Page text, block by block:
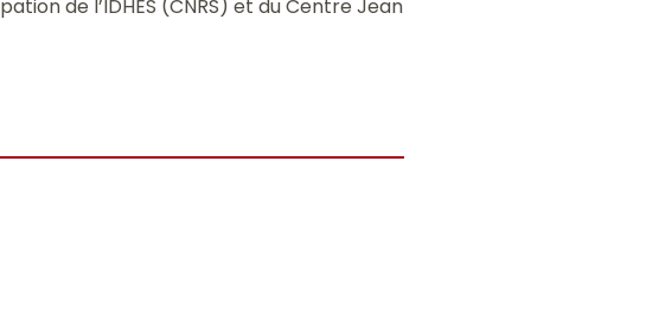
de l’IDHES (CNRS) et du Centre Jean